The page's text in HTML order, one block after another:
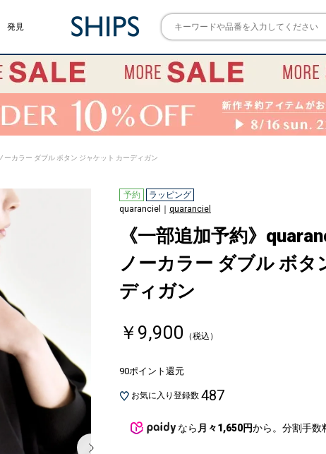
発見
カラー ダブル ボタン ジャケット カーディガン
予約
ラッピング
quaranciel｜ quaranciel
《一部追加予約》
ノーカラー ダブル ボタ
ディガン
￥9,900
（税込）
90ポイント還元
お気に入り登録数 487
なら 月々1,650円から。分割手数